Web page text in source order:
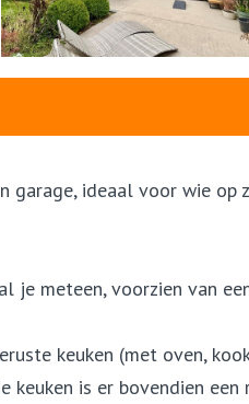
garage, ideaal voor wie
je meteen, voorzien van
keuken (met oven,
is er bovendien een